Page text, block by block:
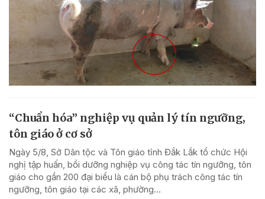
“Chuẩn hóa” nghiệp vụ quản lý tín ngưỡng,
tôn giáo ở cơ sở
Ngày 5/8, Sở Dân tộc và Tôn giáo tỉnh Đắk Lắk tổ chức Hội
nghị tập huấn, bồi dưỡng nghiệp vụ công tác tín ngưỡng, tôn
giáo cho gần 200 đại biểu là cán bộ phụ trách công tác tín
ngưỡng, tôn giáo tại các xã, phường...